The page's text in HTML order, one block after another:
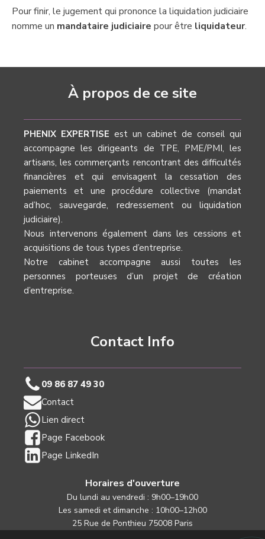
Pour finir, le jugement qui prononce la liquidation judiciaire
nomme un mandataire judiciaire pour être liquidateur.
À propos de ce site
PHENIX EXPERTISE est un cabinet de conseil qui
accompagne les dirigeants de TPE, PME/PMI, les
artisans, les commerçants rencontrant des difficultés
financières et qui envisagent la cessation des
paiements et une procédure collective (mandat
ad’hoc, sauvegarde, redressement ou liquidation
judiciaire).
Nous intervenons également dans les cessions et
acquisitions de tous types d’entreprise.
Notre cabinet accompagne aussi toutes les
personnes porteuses d’un projet de création
d’entreprise.
Contact Info
09 86 87 49 30
Contact
Lien direct
Page Facebook
Page LinkedIn
Horaires d'ouverture
Du lundi au vendredi : 9h00–19h00
Les samedi et dimanche : 10h00–12h00
25 Rue de Ponthieu 75008 Paris